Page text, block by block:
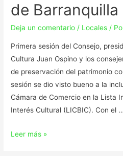
de Barranquilla
Deja un comentario / Locales /
Primera sesión del Consejo,
Cultura Juan Ospino y los
de preservación del patrimonio
sesión se dio visto bueno a la
Cámara de Comercio en la Lista
Interés Cultural (LICBIC). Con el …
Leer más »